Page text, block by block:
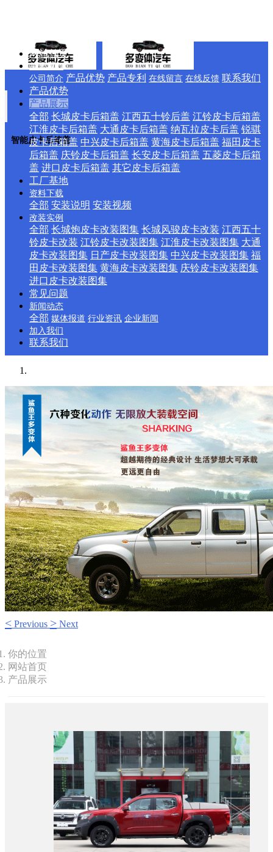
智能皮卡后箱盖
网站首页
关于我们
公司简介 产品优势 产品专利 在线留言 在线反馈 联系我们
产品优势
产品展示
全部 长城皮卡后箱盖 江西五十铃后盖 江铃皮卡后箱盖
江淮皮卡后箱盖 大通皮卡后箱盖 纳瓦拉皮卡后盖 锐骐
皮卡后箱盖 中兴皮卡后箱盖 黄海皮卡后箱盖 福田皮卡
后箱盖 庆铃皮卡后箱盖 长安皮卡后箱盖 五菱皮卡后箱
盖 进口皮卡后箱盖 其它皮卡后箱盖
工厂基地
资料下载
全部 安装说明 安装视频
改装实例
全部 长城炮皮卡改装图集 长城风骏皮卡改装 江西五十
铃皮卡改装 江铃皮卡改装图集 江淮皮卡改装图集 大通
皮卡改装图集 日产皮卡改装图集 中兴皮卡改装图集 福
田皮卡改装图集 黄海皮卡改装图集 庆铃皮卡改装图集
进口皮卡改装图集
常见问题
新闻动态
全部 媒体报道 行业资讯 企业新闻
加入我们
联系我们
< Previous > Next
你的位置
网站首页
产品展示